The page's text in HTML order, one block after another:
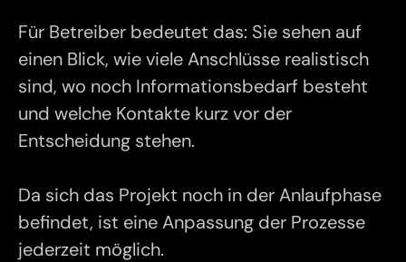
Für Betreiber bedeutet das: Sie sehen auf
einen Blick, wie viele Anschlüsse realistisch
sind, wo noch Informationsbedarf besteht
und welche Kontakte kurz vor der
Entscheidung stehen.
Da sich das Projekt noch in der Anlaufphase
befindet, ist eine Anpassung der Prozesse
jederzeit möglich.